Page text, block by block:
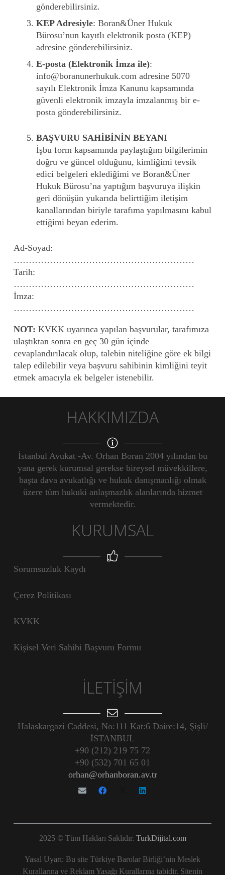
gönderebilirsiniz.
KEP Adresiyle: Boran&Üner Hukuk
Bürosu’nun kayıtlı elektronik posta (KEP)
adresine gönderebilirsiniz.
E-posta (Elektronik İmza ile):
info@boranunerhukuk.com adresine 5070
sayılı Elektronik İmza Kanunu kapsamında
güvenli elektronik imzayla imzalanmış bir e-
posta gönderebilirsiniz.
BAŞVURU SAHİBİNİN BEYANI
İşbu form kapsamında paylaştığım bilgilerimin
doğru ve güncel olduğunu, kimliğimi tevsik
edici belgeleri eklediğimi ve Boran&Üner
Hukuk Bürosu’na yaptığım başvuruya ilişkin
geri dönüşün yukarıda belirttiğim iletişim
kanallarından biriyle tarafıma yapılmasını kabul
ettiğimi beyan ederim.
Ad-Soyad:
……………………………………………………
Tarih:
……………………………………………………
İmza:
……………………………………………………
NOT: KVKK uyarınca yapılan başvurular, tarafımıza
ulaştıktan sonra en geç 30 gün içinde
cevaplandırılacak olup, talebin niteliğine göre ek bilgi
talep edilebilir veya başvuru sahibinin kimliğini teyit
etmek amacıyla ek belgeler istenebilir.
HAKKIMIZDA
İstanbul Avukat -Av. Orhan Boran 2004 yılından bu
yana gerek kurumsal gerekse bireysel müvekkillere,
başta dava avukatlığı ve hukuk danışmanlığı olmak
üzere tüm hukuki anlaşmazlık alanlarında hizmet
vermektedir.
KURUMSAL
Sorumsuzluk Kaydı
Çerez Politikası
KVKK
Kişisel Veri Sahibi Başvuru Formu
İLETİŞİM
Halaskargazi Caddesi, No:111 Kat:6 Daire:14, Şişli/
İSTANBUL
+90 (212) 219 75 72
+90 (532) 701 65 01
orhan@orhanboran.av.tr
2025 © Tüm Hakları Saklıdır. TurkDijital.com
Yasal Uyarı: Bu site Türkiye Barolar Birliği’nin Meslek
Kurallarına ve Reklam Yasağı Kurallarına tabidir. Sitenin